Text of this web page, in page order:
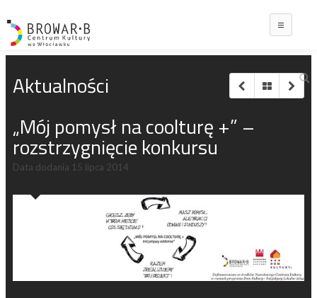
Aktualności
„Mój pomysł na coolturę +” –
rozstrzygnięcie konkursu
Data dodania 15 lipca 2014